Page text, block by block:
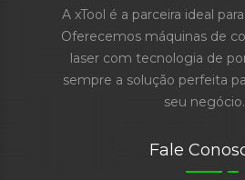
A xTool é a parceira ideal
Oferecemos máquinas de
laser com tecnologia de
sempre a solução perfeita
seu negócio.
Fale